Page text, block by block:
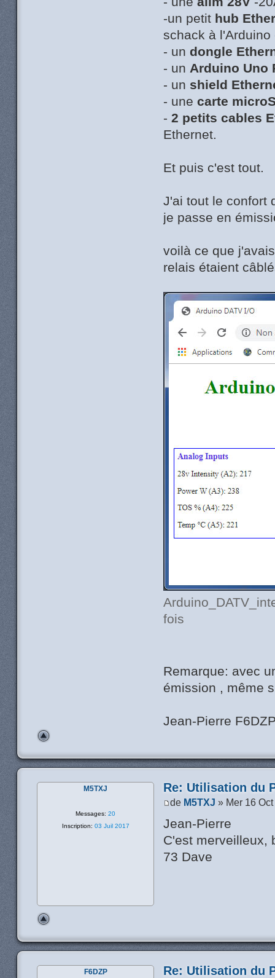
-un petit hub
schack à
- un dongle
- un Arduino Uno
- un shield
- unecarte
- 2 petits cables
Ethernet.
Et puis c'est tout.
J'ai tout le confort
je passe en
voilà ce que
relais étaient
fois
Remarque: avec
émission , même
Jean-Pierre
Re: Utilisation du
de M5TXJ » Mer 16
Jean-Pierre
C'est merveilleux,
73 Dave
M5TXJ
Messages: 20
Inscription: 03 Juil 2017
Re: Utilisation du
F6DZP